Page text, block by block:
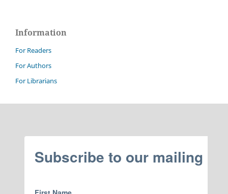
Information
For Readers
For Authors
For Librarians